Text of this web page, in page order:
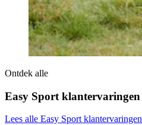
Ontdek alle
Easy Sport klantervaringen
Lees alle Easy Sport klantervaringen